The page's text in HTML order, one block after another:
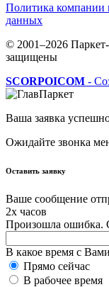
Политика компании
данных
© 2001–2026
защищены
SCORPOICOM -
Ваша заявка
Ожидайте звонка
Оставить заявку
Ваше сообщение
2х часов
Произошла ошибка.
В какое время с Вами
Прямо сейчас
В рабочее время